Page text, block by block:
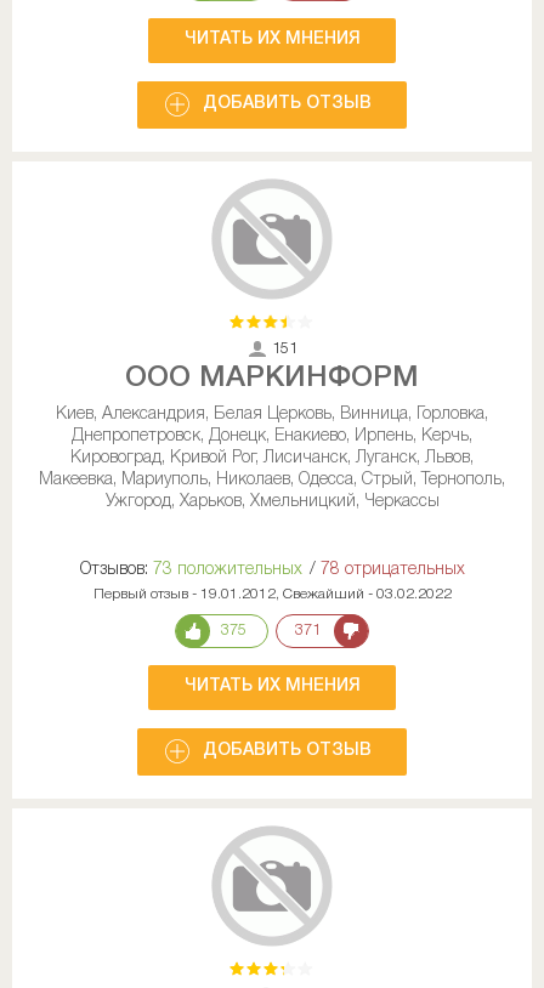
ЧИТАТЬ ИХ МНЕНИЯ
ДОБАВИТЬ ОТЗЫВ
151
ООО МАРКИНФОРМ
Киев, Александрия, Белая Церковь, Винница, Горловка,
Днепропетровск, Донецк, Енакиево, Ирпень, Керчь,
Кировоград, Кривой Рог, Лисичанск, Луганск, Львов,
Макеевка, Мариуполь, Николаев, Одесса, Стрый, Тернополь,
Ужгород, Харьков, Хмельницкий, Черкассы
Отзывов: 73 положительных / 78 отрицательных
Первый отзыв - 19.01.2012, Свежайший - 03.02.2022
375 371
ЧИТАТЬ ИХ МНЕНИЯ
ДОБАВИТЬ ОТЗЫВ